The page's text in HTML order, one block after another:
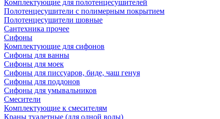
Комплектующие для полотенцесушителей
Полотенцесушители с полимерным покрытием
Полотенцесушители шовные
Сантехника прочее
Сифоны
Комплектующие для сифонов
Сифоны для ванны
Сифоны для моек
Сифоны для писсуаров, биде, чаш генуя
Сифоны для поддонов
Сифоны для умывальников
Смесители
Комплектующие к смесителям
Краны туалетные (для одной воды)